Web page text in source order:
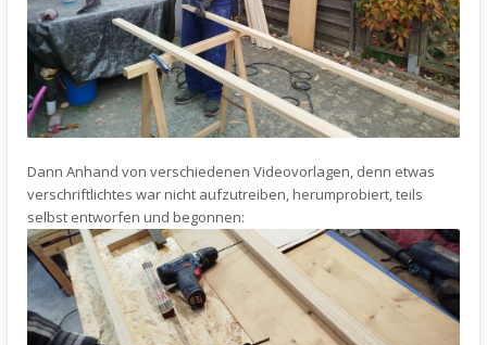
Dann Anhand von verschiedenen Videovorlagen, denn etwas
verschriftlichtes war nicht aufzutreiben, herumprobiert, teils
selbst entworfen und begonnen: